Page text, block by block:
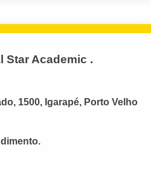
Star Academic .
1500, Igarapé, Porto Velho